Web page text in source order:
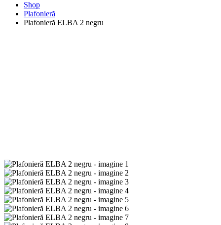
Shop
Plafonieră
Plafonieră ELBA 2 negru